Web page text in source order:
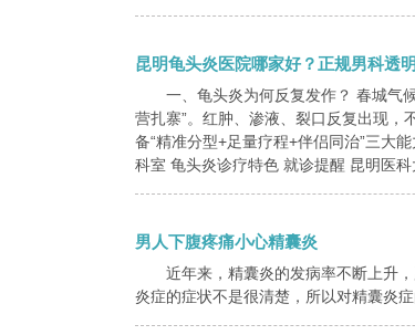
昆明龟头炎医院哪家好？正规男科透
一、龟头炎为何反复发作？ 春城气
营扎寨”。红肿、渗液、裂口反复出现
备“精准分型+足量疗程+伴侣同治”三大
科室 龟头炎诊疗特色 就诊提醒 昆明医科
男人下腹疼痛小心精囊炎
近年来，精囊炎的发病率不断上升
炎症的症状不是很清楚，所以对精囊炎